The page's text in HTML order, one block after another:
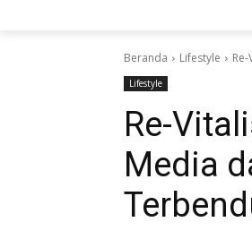
Beranda Lifestyle
Lifestyle
Re-
Media